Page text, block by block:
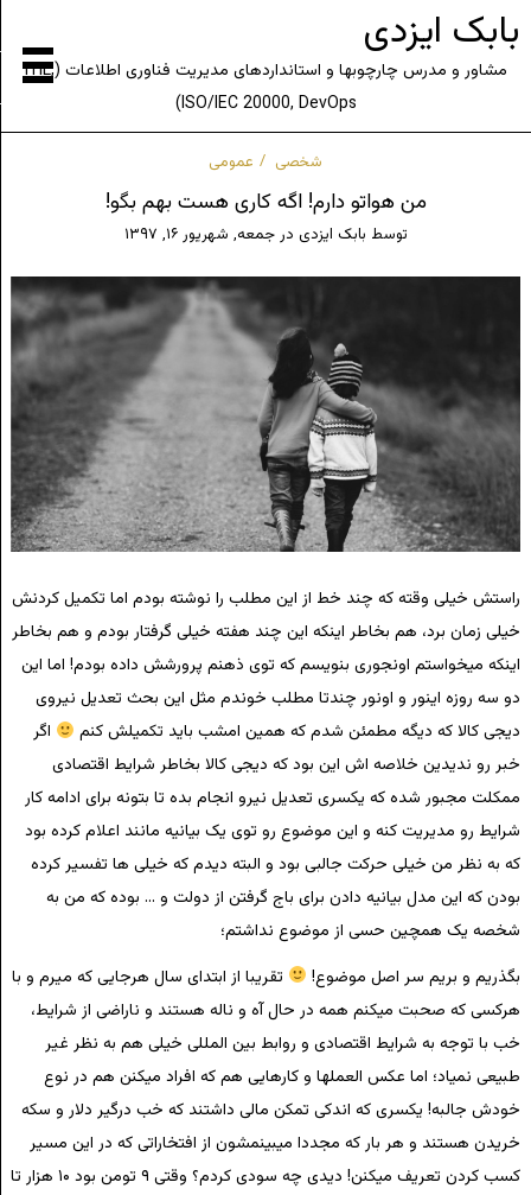
بابک ایزدی
مشاور و مدرس چارچوبها و استانداردهای مدیریت فناوری اطلاعات (ITIL,
ISO/IEC 20000, DevOps)
شخصی عمومی
من هواتو دارم! اگه کاری هست بهم بگو!
توسط بابک ایزدی درجمعه, شهریور ۱۶, ۱۳۹۷
راستش خیلی وقته که چند خط از این مطلب را نوشته بودم اما تکمیل کردنش
خیلی زمان برد، هم بخاطر اینکه این چند هفته خیلی گرفتار بودم و هم بخاطر
اینکه میخواستم اونجوری بنویسم که توی ذهنم پرورشش داده بودم! اما این
دو سه روزه اینور و اونور چندتا مطلب خوندم مثل این بحث تعدیل نیروی
دیجی کالا که دیگه مطمئن شدم که همین امشب باید تکمیلش کنم
اگر
خبر رو ندیدین خلاصه اش این بود که دیجی کالا بخاطر شرایط اقتصادی
ممکلت مجبور شده که یکسری تعدیل نیرو انجام بده تا بتونه برای ادامه کار
شرایط رو مدیریت کنه و این موضوع رو توی یک بیانیه مانند اعلام کرده بود
که به نظر من خیلی حرکت جالبی بود و البته دیدم که خیلی ها تفسیر کرده
بودن که این مدل بیانیه دادن برای باج گرفتن از دولت و … بوده که من به
شخصه یک همچین حسی از موضوع نداشتم؛
بگذریم و بریم سر اصل موضوع!
تقریبا از ابتدای سال هرجایی که میرم و با
هرکسی که صحبت میکنم همه در حال آه و ناله هستند و ناراضی از شرایط،
خب با توجه به شرایط اقتصادی و روابط بین المللی خیلی هم به نظر غیر
طبیعی نمیاد؛ اما عکس العملها و کارهایی هم که افراد میکنن هم در نوع
خودش جالبه! یکسری که اندکی تمکن مالی داشتند که خب درگیر دلار و سکه
خریدن هستند و هر بار که مجددا میبینمشون از افتخاراتی که در این مسیر
کسب کردن تعریف میکنن! دیدی چه سودی کردم؟ وقتی ۹ تومن بود ۱۰ هزار تا